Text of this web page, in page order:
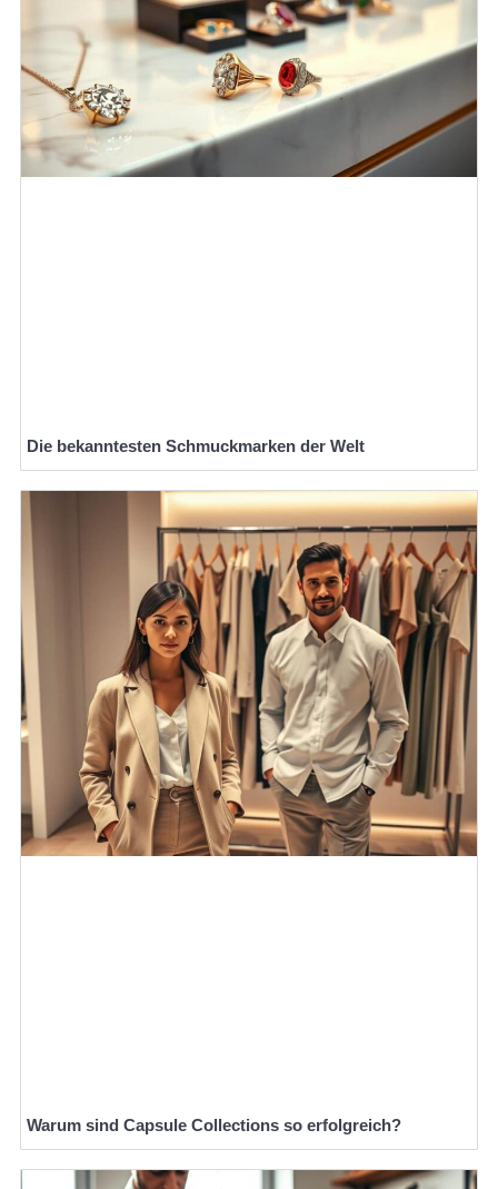
Die bekanntesten Schmuckmarken der Welt
Warum sind Capsule Collections so erfolgreich?